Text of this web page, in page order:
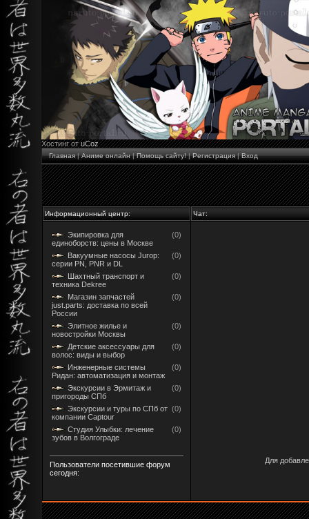
Хостинг отuCoz
Главная|Аниме онлайн|Помощь сайту!|Регистрация|Вход
Информационный центр: Чат:
Экипировка для
единоборств: цены в Москве
(0)
Вакуумные насосы Jurop:
серии PN, PNR и DL
(0)
Шахтный транспорт и
техника Dekree
(0)
Магазин запчастей
just.parts: доставка по всей
России
(0)
Элитное жилье и
новостройки Москвы
(0)
Детские аксессуары для
волос: виды и выбор
(0)
Инженерные системы
Ридан: автоматизация и монтаж
(0)
Экскурсии в Эрмитаж и
пригороды СПб
(0)
Экскурсии и туры по СПб от
компании Captour
(0)
Студия Улыбки: лечение
зубов в Волгограде
(0)
Пользователи посетившие форум
сегодня:
Для